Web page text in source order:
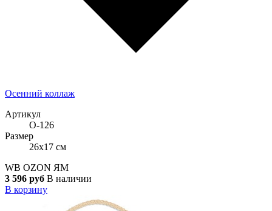
Осенний коллаж
Артикул
О-126
Размер
26x17 см
WB OZON ЯМ
3 596 руб В наличии
В корзину